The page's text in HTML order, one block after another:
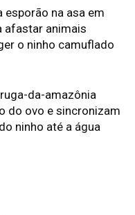
esporão na asa em
afastar animais
o ninho camuflado
da-amazônia
do ovo e sincronizam
ninho até a água